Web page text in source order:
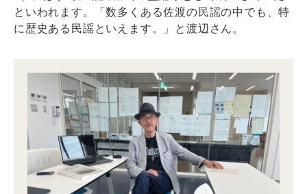
といわれます。「数多くある佐渡の民謡の中でも、特
に歴史ある民謡といえます。」と渡辺さん。